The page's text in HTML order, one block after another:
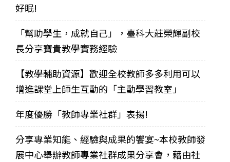
好眠!
「幫助學生，成就自己」，臺科大莊榮輝副校
長分享寶貴教學實務經驗
【教學輔助資源】歡迎全校教師多多利用可以
增進課堂上師生互動的「主動學習教室」
年度優勝「教師專業社群」表揚!
分享專業知能、經驗與成果的饗宴~本校教師發
展中心舉辦教師專業社群成果分享會，藉由社